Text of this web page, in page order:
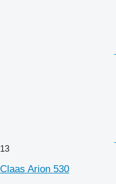
13
Claas Arion 530